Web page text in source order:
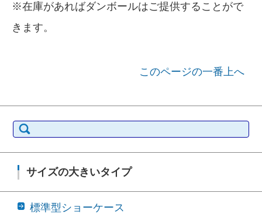
※在庫があればダンボールはご提供することがで
きます。
このページの一番上へ
検索:
サイズの大きいタイプ
標準型ショーケース